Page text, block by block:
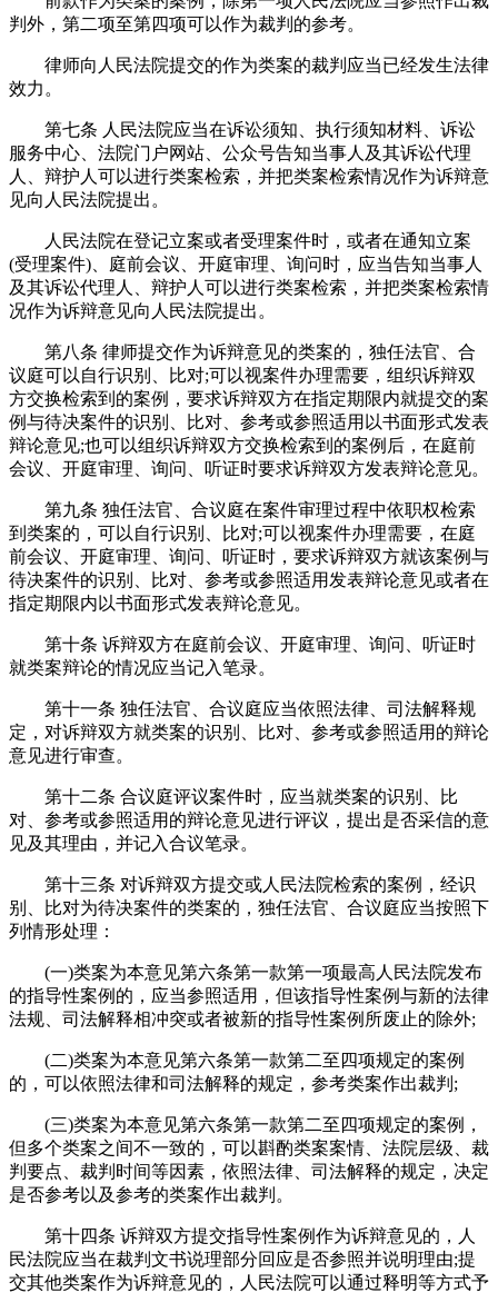
判外，第二项至第四项可以作为裁判的参考。
律师向人民法院提交的作为类案的裁判应当已经发生法律
效力。
第七条 人民法院应当在诉讼须知、执行须知材料、诉讼
服务中心、法院门户网站、公众号告知当事人及其诉讼代理
人、辩护人可以进行类案检索，并把类案检索情况作为诉辩意
见向人民法院提出。
人民法院在登记立案或者受理案件时，或者在通知立案
(受理案件)、庭前会议、开庭审理、询问时，应当告知当事人
及其诉讼代理人、辩护人可以进行类案检索，并把类案检索情
况作为诉辩意见向人民法院提出。
第八条 律师提交作为诉辩意见的类案的，独任法官、合
议庭可以自行识别、比对;可以视案件办理需要，组织诉辩双
方交换检索到的案例，要求诉辩双方在指定期限内就提交的案
例与待决案件的识别、比对、参考或参照适用以书面形式发表
辩论意见;也可以组织诉辩双方交换检索到的案例后，在庭前
会议、开庭审理、询问、听证时要求诉辩双方发表辩论意见。
第九条 独任法官、合议庭在案件审理过程中依职权检索
到类案的，可以自行识别、比对;可以视案件办理需要，在庭
前会议、开庭审理、询问、听证时，要求诉辩双方就该案例与
待决案件的识别、比对、参考或参照适用发表辩论意见或者在
指定期限内以书面形式发表辩论意见。
第十条 诉辩双方在庭前会议、开庭审理、询问、听证时
就类案辩论的情况应当记入笔录。
第十一条 独任法官、合议庭应当依照法律、司法解释规
定，对诉辩双方就类案的识别、比对、参考或参照适用的辩论
意见进行审查。
第十二条 合议庭评议案件时，应当就类案的识别、比
对、参考或参照适用的辩论意见进行评议，提出是否采信的意
见及其理由，并记入合议笔录。
第十三条 对诉辩双方提交或人民法院检索的案例，经识
别、比对为待决案件的类案的，独任法官、合议庭应当按照下
列情形处理：
(一)类案为本意见第六条第一款第一项最高人民法院发布
的指导性案例的，应当参照适用，但该指导性案例与新的法律
法规、司法解释相冲突或者被新的指导性案例所废止的除外;
(二)类案为本意见第六条第一款第二至四项规定的案例
的，可以依照法律和司法解释的规定，参考类案作出裁判;
(三)类案为本意见第六条第一款第二至四项规定的案例，
但多个类案之间不一致的，可以斟酌类案案情、法院层级、裁
判要点、裁判时间等因素，依照法律、司法解释的规定，决定
是否参考以及参考的类案作出裁判。
第十四条 诉辩双方提交指导性案例作为诉辩意见的，人
民法院应当在裁判文书说理部分回应是否参照并说明理由;提
交其他类案作为诉辩意见的，人民法院可以通过释明等方式予